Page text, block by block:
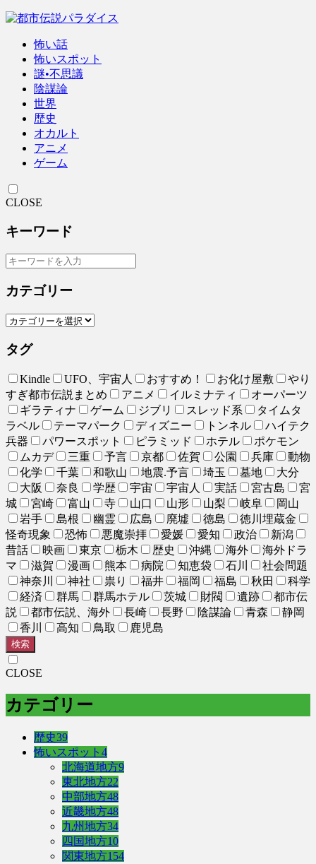
怖い話
怖いスポット
謎•不思議
陰謀論
世界
歴史
オカルト
アニメ
ゲーム
CLOSE
キーワード
カテゴリー
タグ
Kindle UFO、宇宙人 おすすめ！ お化け屋敷
やり
すぎ都市伝説まとめ
アニメ イルミナティ
オーパーツ
ギラティナ
ゲーム ジブリ スレッド系
タイムタ
ラベル
テーマパーク ディズニー トンネル
ハイテク
兵器
パワースポット ピラミッド ホテル
ポケモン
ムカデ
三重 予言 京都 佐賀 公園 兵庫
動物
化学
千葉 和歌山 地震.予言 埼玉 墓地
大分
大阪
奈良 学歴 宇宙 宇宙人 実話 宮古島
宮
城
宮崎 富山 寺 山口 山形 山梨 岐阜
岡山
岩手
島根 幽霊 広島 廃墟 徳島
徳川埋蔵金
怪奇現象
恐怖 悪魔崇拝 愛媛 愛知 政治
新潟
昔話
映画 東京 栃木 歴史 沖縄 海外
海外ドラ
マ
滋賀 漫画 熊本 病院 知恵袋 石川
社会問題
神奈川
神社 祟り 福井 福岡 福島 秋田
科学
経済
群馬 群馬ホテル 茨城 財閥 遺跡
都市伝
説
都市伝説、海外 長崎 長野 陰謀論 青森
静岡
香川
高知 鳥取 鹿児島
検索
CLOSE
カテゴリー
歴史39
怖いスポット 4
北海道地方9
東北地方22
中部地方48
近畿地方48
九州地方34
四国地方10
関東地方154